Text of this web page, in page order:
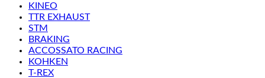
KINEO
TTR EXHAUST
STM
BRAKING
ACCOSSATO RACING
KOHKEN
T-REX